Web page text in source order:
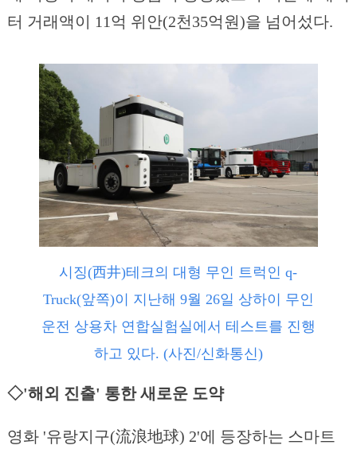
터 거래액이 11억 위안(2천35억원)을 넘어섰다.
시징(西井)테크의 대형 무인 트럭인 q-
Truck(앞쪽)이 지난해 9월 26일 상하이 무인
운전 상용차 연합실험실에서 테스트를 진행
하고 있다. (사진/신화통신)
◇'해외 진출' 통한 새로운 도약
영화 '유랑지구(流浪地球) 2'에 등장하는 스마트